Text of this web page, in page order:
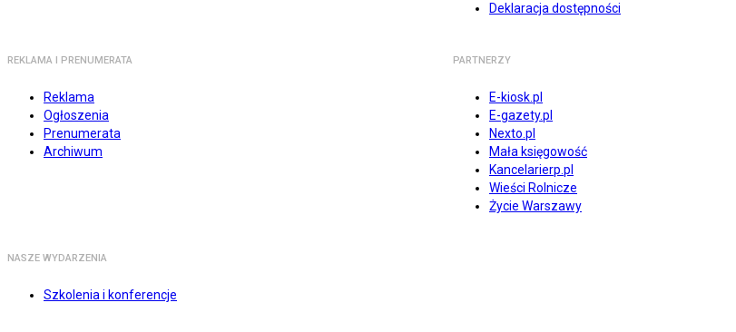
Deklaracja dostępności
REKLAMA I PRENUMERATA
Reklama
Ogłoszenia
Prenumerata
Archiwum
PARTNERZY
E-kiosk.pl
E-gazety.pl
Nexto.pl
Mała księgowość
Kancelarierp.pl
Wieści Rolnicze
Życie Warszawy
NASZE WYDARZENIA
Szkolenia i konferencje